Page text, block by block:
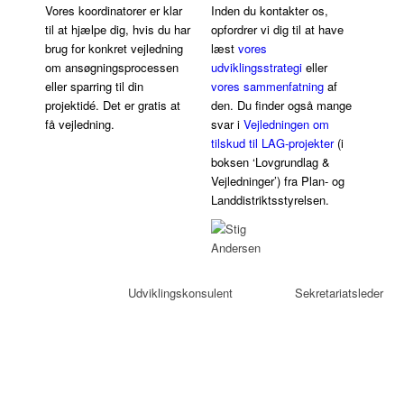
Vores koordinatorer er klar
til at hjælpe dig, hvis du har
brug for konkret vejledning
om ansøgningsprocessen
eller sparring til din
projektidé. Det er gratis at
få vejledning.
Inden du kontakter os,
opfordrer vi dig til at have
læstvores
udviklingsstrategi eller
vores sammenfatning af
den. Du finder også mange
svar iVejledningen om
tilskud til LAG-projekter(i
boksen ‘Lovgrundlag &
Vejledninger’) fra Plan- og
Landdistriktsstyrelsen.
Petersen
Udviklingskonsulent Sekretariatsleder